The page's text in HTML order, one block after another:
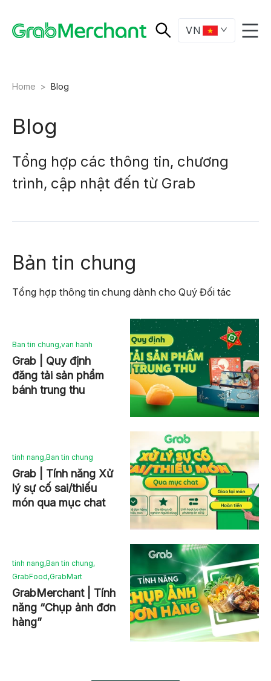
VN
Home > Blog
Blog
Tổng hợp các thông tin, chương
trình, cập nhật đến từ Grab
Bản tin chung
Tổng hợp thông tin chung dành cho Quý Đối tác
Ban tin chung,van hanh
Grab | Quy định
đăng tải sản phẩm
bánh trung thu
tinh nang,Ban tin chung
Grab | Tính năng Xử
lý sự cố sai/thiếu
món qua mục chat
tinh nang,Ban tin chung,
GrabFood,GrabMart
GrabMerchant | Tính
năng “Chụp ảnh đơn
hàng”